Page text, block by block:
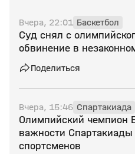
Вчера, 22:01 Баскетбол
Суд снял с
обвинение в
Поделиться
Вчера, 15:46 Спартакиада
Олимпийский чемпион
важности
спортсменов